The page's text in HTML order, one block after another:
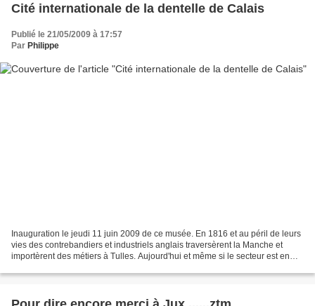
Cité internationale de la dentelle de Calais
Publié le 21/05/2009 à 17:57
Par Philippe
Inauguration le jeudi 11 juin 2009 de ce musée. En 1816 et au péril de leurs
vies des contrebandiers et industriels anglais traversèrent la Manche et
importèrent des métiers à Tulles. Aujourd'hui et même si le secteur est en